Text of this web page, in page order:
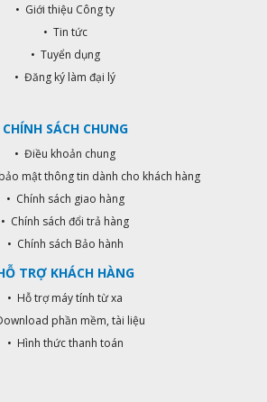
• Giới thiệu Công ty
• Tin tức
• Tuyển dụng
• Đăng ký làm đại lý
CHÍNH SÁCH CHUNG
• Điều khoản chung
mật thông tin dành cho khách hàng
• Chính sách giao hàng
• Chính sách đổi trả hàng
• Chính sách Bảo hành
TRỢ KHÁCH HÀNG
• Hỗ trợ máy tính từ xa
phần mềm, tài liệu
• Hình thức thanh toán